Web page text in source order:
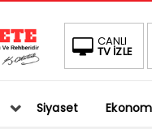
CANLI
TV İZLE
Siyaset